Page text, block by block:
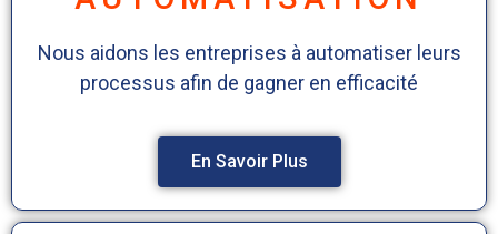
Nous aidons les entreprises à automatiser leurs
processus afin de gagner en efficacité
En Savoir Plus